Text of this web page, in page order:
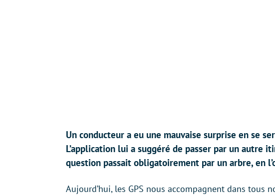
Un conducteur a eu une mauvaise surprise en se
L’application lui a suggéré de passer par un autre
question passait obligatoirement par un arbre, en
Aujourd’hui, les GPS nous accompagnent dans tous